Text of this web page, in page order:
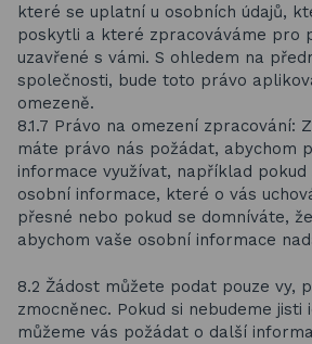
které se uplatní u osobních údajů,
poskytli a které zpracováváme pro
uzavřené s vámi. S ohledem na
společnosti, bude toto právo
omezeně.
8.1.7 Právo na omezení zpracování:
máte právo nás požádat, abychom
informace využívat, například pokud
osobní informace, které o vás
přesné nebo pokud se domníváte,
abychom vaše osobní informace
8.2 Žádost můžete podat pouze vy,
zmocněnec. Pokud si nebudeme jisti
můžeme vás požádat o další